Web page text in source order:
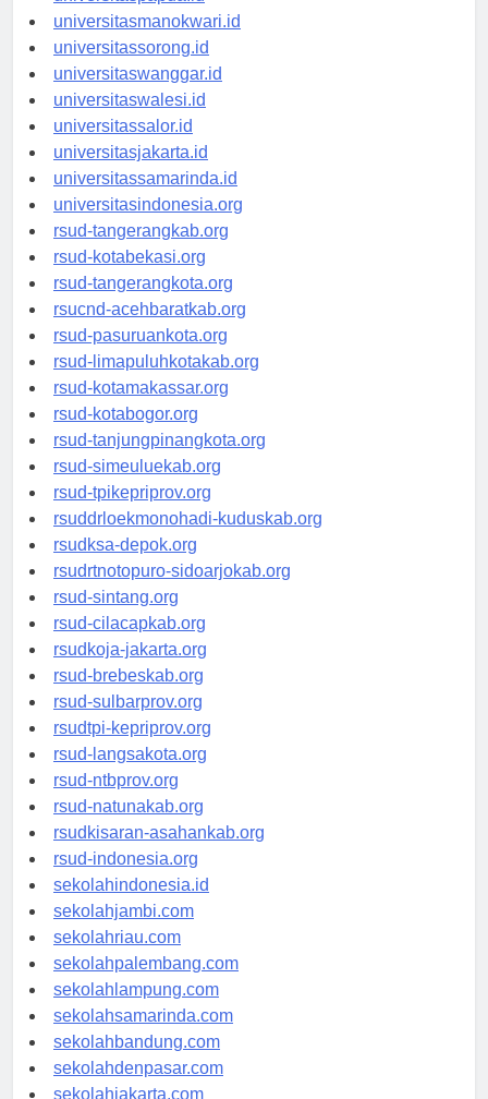
universitaspapua.id
universitasmanokwari.id
universitassorong.id
universitaswanggar.id
universitaswalesi.id
universitassalor.id
universitasjakarta.id
universitassamarinda.id
universitasindonesia.org
rsud-tangerangkab.org
rsud-kotabekasi.org
rsud-tangerangkota.org
rsucnd-acehbaratkab.org
rsud-pasuruankota.org
rsud-limapuluhkotakab.org
rsud-kotamakassar.org
rsud-kotabogor.org
rsud-tanjungpinangkota.org
rsud-simeuluekab.org
rsud-tpikepriprov.org
rsuddrloekmonohadi-kuduskab.org
rsudksa-depok.org
rsudrtnotopuro-sidoarjokab.org
rsud-sintang.org
rsud-cilacapkab.org
rsudkoja-jakarta.org
rsud-brebeskab.org
rsud-sulbarprov.org
rsudtpi-kepriprov.org
rsud-langsakota.org
rsud-ntbprov.org
rsud-natunakab.org
rsudkisaran-asahankab.org
rsud-indonesia.org
sekolahindonesia.id
sekolahjambi.com
sekolahriau.com
sekolahpalembang.com
sekolahlampung.com
sekolahsamarinda.com
sekolahbandung.com
sekolahdenpasar.com